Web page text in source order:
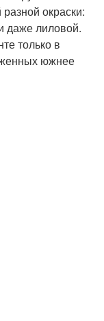
окраски:
даже лиловой.
только в
южнее